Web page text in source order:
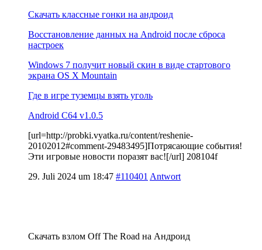
Скачать классные гонки на андроид
Восстановление данных на Android после сброса
настроек
Windows 7 получит новый скин в виде стартового
экрана OS X Mountain
Где в игре туземцы взять уголь
Android C64 v1.0.5
[url=http://probki.vyatka.ru/content/reshenie-
20102012#comment-29483495]Потрясающие события!
Эти игровые новости поразят вас![/url] 208104f
29. Juli 2024 um 18:47 #110401 Antwort
Скачать взлом Off The Road на Андроид